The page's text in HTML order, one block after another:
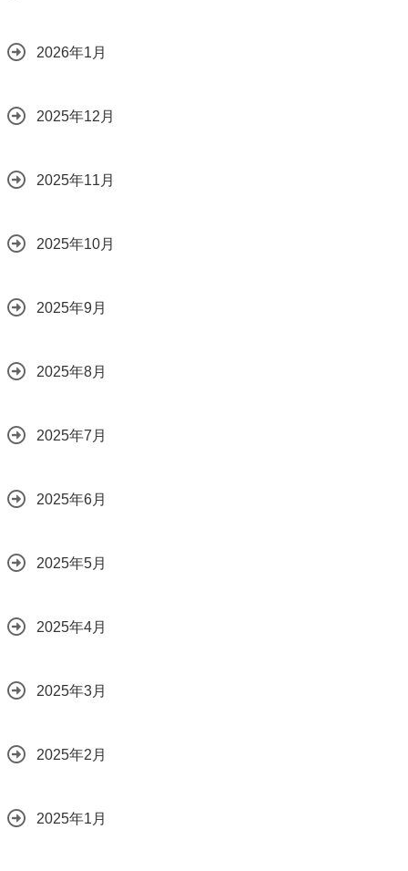
2026年1月
2025年12月
2025年11月
2025年10月
2025年9月
2025年8月
2025年7月
2025年6月
2025年5月
2025年4月
2025年3月
2025年2月
2025年1月